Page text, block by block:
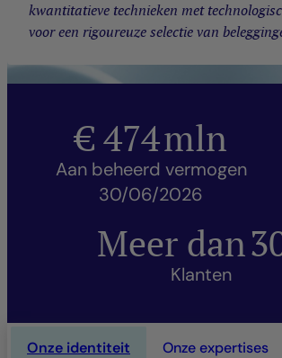
kwantitatieve technieken met
voor een rigoureuze selectie van
€474mln
Aan beheerd vermogen
30/06/2026
Meer dan
Klanten
Onze identiteit Onze expertises